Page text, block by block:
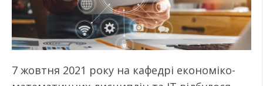
7 жовтня 2021 року на кафедрі економіко-